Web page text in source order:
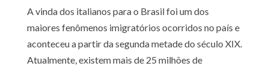
A vinda dos italianos para o Brasil foi um dos
maiores fenômenos imigratórios ocorridos no país e
aconteceu a partir da segunda metade do século XIX.
Atualmente, existem mais de 25 milhões de